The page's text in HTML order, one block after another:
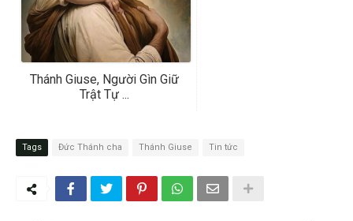
Thánh Giuse, Người Gìn Giữ
Trật Tự ...
Tags Đức Thánh cha Thánh Giuse Tin tức